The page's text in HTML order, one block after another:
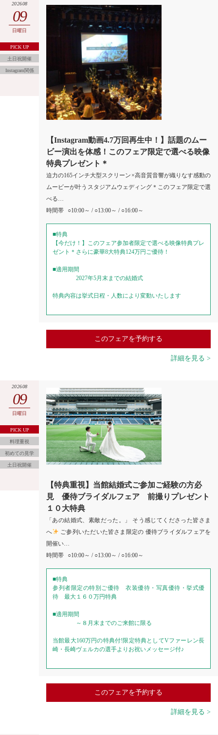
202608
09
日曜日
PICK UP
土日祝開催
Instagram関係
【Instagram動画4.7万回再生中！】話題のムー
ビー演出を体感！このフェア限定で選べる映像
特典プレゼント＊
迫力の165インチ大型スクリーン×高音質音響が織りなす感動の
ムービーが叶うスタジアムウェディング＊このフェア限定で選
べる…
時間帯
○10:00～ / ○13:00～ / ○16:00～
■特典
【今だけ！】このフェア参加者限定で選べる映像特典プレ
ゼント＊さらに豪華8大特典124万円ご優待！
■適用期間
2027年5月末までの結婚式
特典内容は挙式日程・人数により変動いたします
このフェアを予約する
詳細を見る >
202608
09
日曜日
PICK UP
料理重視
初めての見学
土日祝開催
【特典重視】当館結婚式ご参加ご経験の方必
見 優待ブライダルフェア 前撮りプレゼント
１０大特典
「あの結婚式、素敵だった。」 そう感じてくださった皆さま
へ
ご参列いただいた皆さま限定の 優待ブライダルフェアを
開催い…
時間帯
○10:00～ / ○13:00～ / ○16:00～
■特典
参列者限定の特別ご優待 衣装優待・写真優待・挙式優
待 最大１６０万円特典
■適用期間
～８月末までのご来館に限る
当館最大160万円の特典付!限定特典としてVファーレン長
崎・長崎ヴェルカの選手よりお祝いメッセージ付♪
このフェアを予約する
詳細を見る >